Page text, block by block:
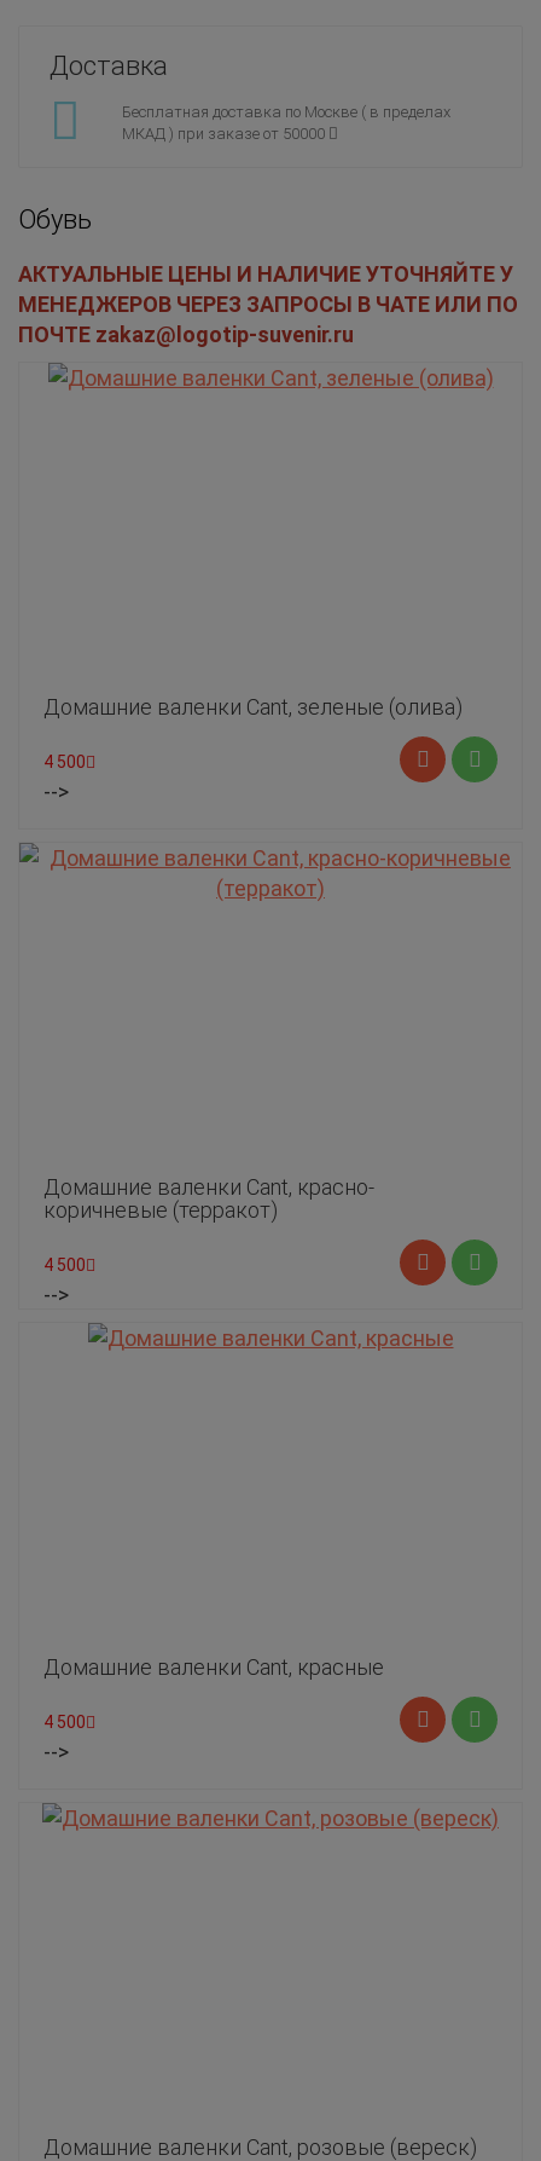
Доставка
Бесплатная доставка по Москве ( в пределах
МКАД ) при заказе от 50000
Обувь
АКТУАЛЬНЫЕ ЦЕНЫ И НАЛИЧИЕ УТОЧНЯЙТЕ У
МЕНЕДЖЕРОВ ЧЕРЕЗ ЗАПРОСЫ В ЧАТЕ ИЛИ ПО
ПОЧТЕ zakaz@logotip-suvenir.ru
Домашние валенки Cant, зеленые (олива)
4 500
-->
Домашние валенки Cant, красно-
коричневые (терракот)
4 500
-->
Домашние валенки Cant, красные
4 500
-->
Домашние валенки Cant, розовые (вереск)